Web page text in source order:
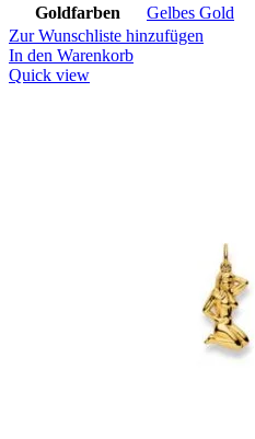
Goldfarben
Gelbes Gold
Zur Wunschliste hinzufügen
In den Warenkorb
Quick view